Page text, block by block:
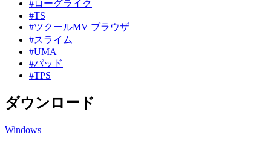
#ローグライク
#TS
#ツクールMV ブラウザ
#スライム
#UMA
#パッド
#TPS
ダウンロード
Windows